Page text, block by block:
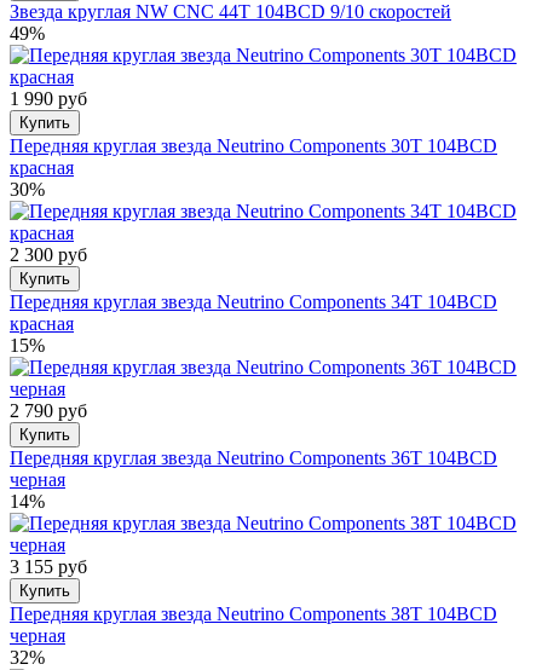
Звезда круглая NW CNC 44T 104BCD 9/10 скоростей
49%
1 990 руб
Купить
Передняя круглая звезда Neutrino Components 30T 104BCD
красная
30%
2 300 руб
Купить
Передняя круглая звезда Neutrino Components 34T 104BCD
красная
15%
2 790 руб
Купить
Передняя круглая звезда Neutrino Components 36T 104BCD
черная
14%
3 155 руб
Купить
Передняя круглая звезда Neutrino Components 38T 104BCD
черная
32%